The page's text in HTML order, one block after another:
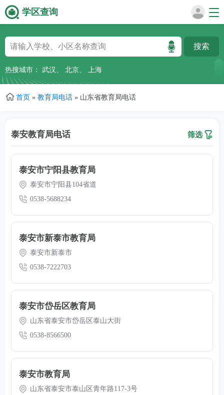
到
主
要
容
学区查询
热搜城市： 武汉 、 北京、 上海
首页 » 教育局电话 » 山东省教育局电话
泰安教育局电话 筛选
泰安市宁阳县教育局
泰安市宁阳县104省道
0538-5688234
泰安市新泰市教育局
泰安市新泰市
0538-7222703
泰安市岱岳区教育局
山东省泰安市岱岳区泰山大街
0538-8566500
泰安市教育局
山东省泰安市泰山区青年路117-3号